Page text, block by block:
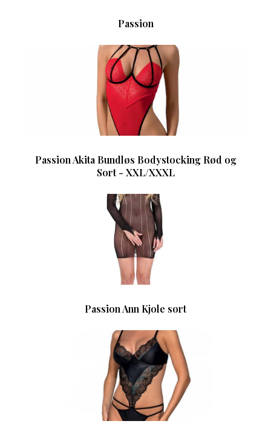
Passion
Passion Akita Bundløs Bodystocking Rød og
Sort - XXL/XXXL
Passion Ann Kjole sort